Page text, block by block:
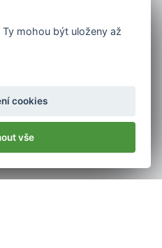
slovník
mohou být uloženy až
cookies
vše